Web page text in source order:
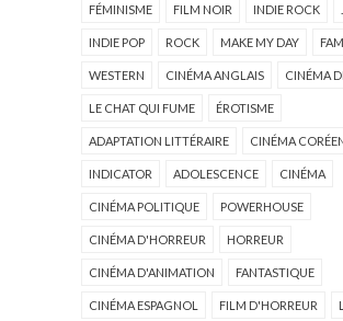
FÉMINISME FILM NOIR INDIE ROCK
INDIE POP ROCK MAKE MY DAY
WESTERN CINÉMA ANGLAIS CINÉMA
LE CHAT QUI FUME ÉROTISME
ADAPTATION LITTÉRAIRE CINÉMA
INDICATOR ADOLESCENCE CINÉMA
CINÉMA POLITIQUE POWERHOUSE
CINÉMA D'HORREUR HORREUR
CINÉMA D'ANIMATION FANTASTIQUE
CINÉMA ESPAGNOL FILM D'HORREUR